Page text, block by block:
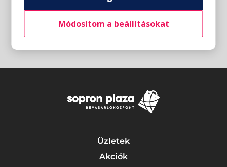
Üzletek
Akciók
Módosítom a beállításokat